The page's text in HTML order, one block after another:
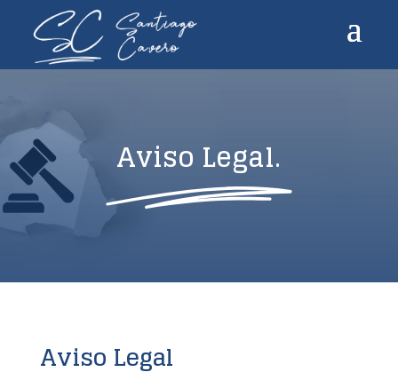
Aviso Legal.
Aviso Legal